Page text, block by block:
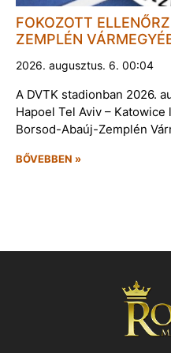
FOKOZOTT
ZEMPLÉN
2026. augusztus. 6. 00:04
A DVTK stadionban 2026.
Hapoel Tel Aviv –
Borsod-Abaúj-Zemplén
BŐVEBBEN »